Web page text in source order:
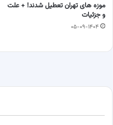
موزه های تهران تعطیل شدند! + علت
و جزئیات
۰۵-۰۹-۱۴۰۴